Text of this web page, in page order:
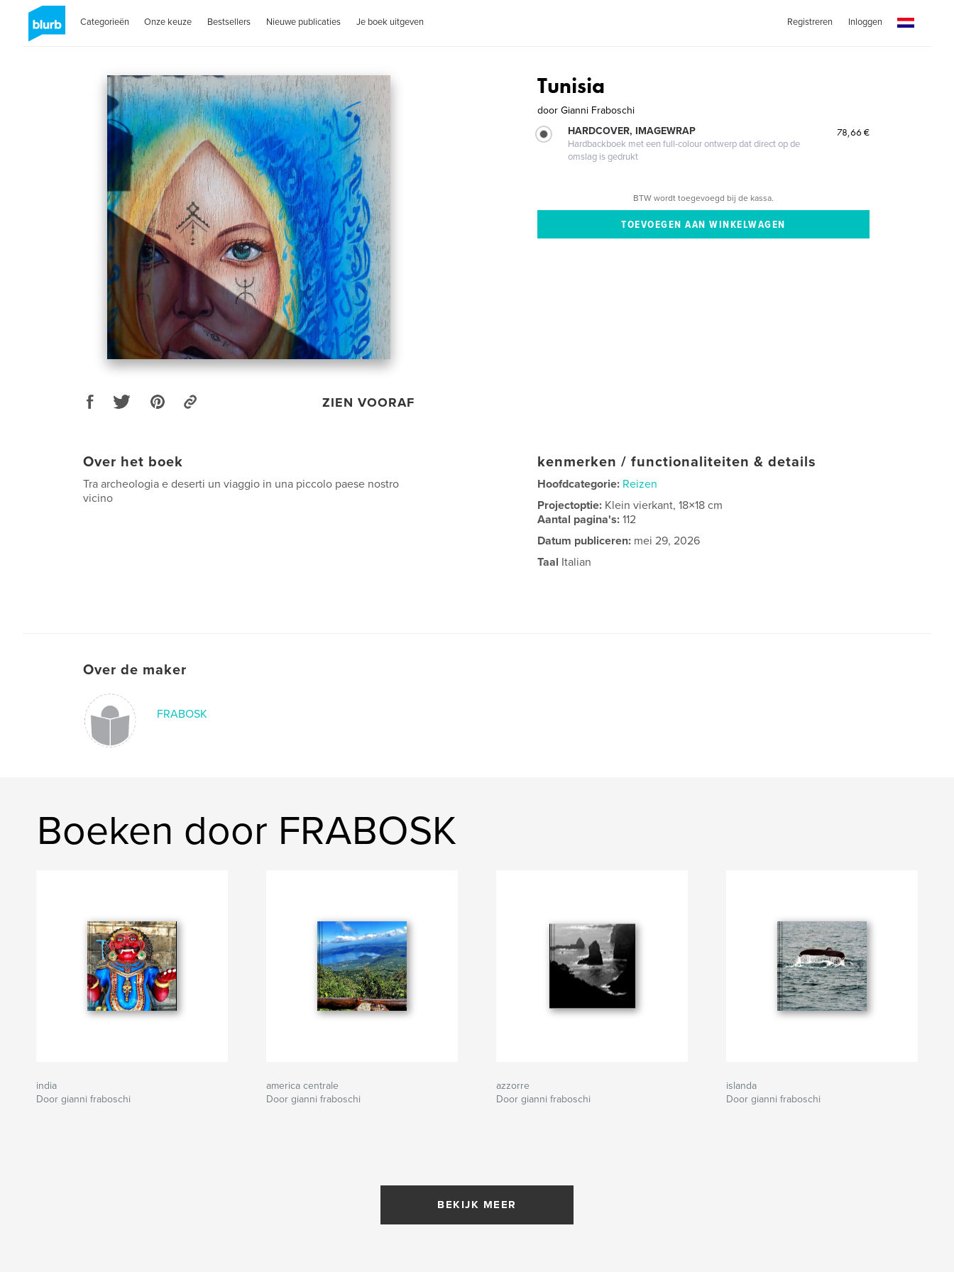
Categorieën Onze keuze Bestsellers Nieuwe publicaties Je boek uitgeven Registreren Inloggen
ZIEN VOORAF
Tunisia
door Gianni Fraboschi
HARDCOVER, IMAGEWRAP
Hardbackboek met een full-colour ontwerp dat direct op de
omslag is gedrukt
78,66 €
BTW wordt toegevoegd bij de kassa.
Over het boek
Tra archeologia e deserti un viaggio in una piccolo paese nostro
vicino
kenmerken / functionaliteiten & details
Hoofdcategorie: Reizen
Projectoptie: Klein vierkant, 18×18 cm
Aantal pagina's:112
Datum publiceren: mei 29, 2026
Taal Italian
Over de maker
FRABOSK
Boeken door FRABOSK
india
Door gianni fraboschi
america centrale
Door gianni fraboschi
azzorre
Door gianni fraboschi
islanda
Door gianni fraboschi
BEKIJK MEER